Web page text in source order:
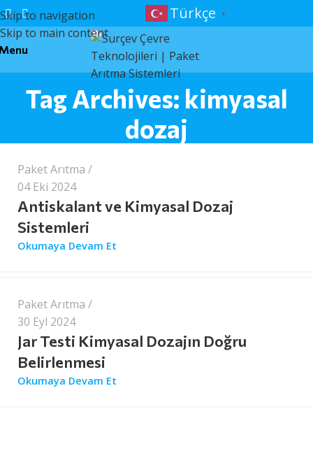
Skip to navigation
Skip to main content
Türkçe ▼
Tag Archives: kimyasal
dozaj
surcev
Paket Arıtma
04 Eki 2024
Antiskalant ve Kimyasal Dozaj
Sistemleri
Okumaya Devam Et
surcev
Paket Arıtma
30 Eyl 2024
Jar Testi Kimyasal Dozajın Doğru
Belirlenmesi
Okumaya Devam Et